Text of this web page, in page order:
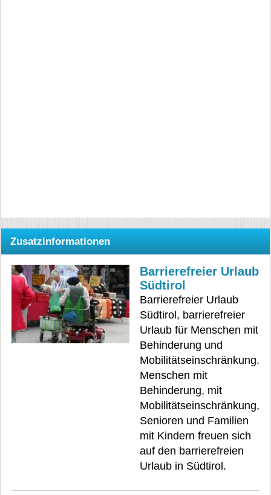
Zusatzinformationen
Barrierefreier Urlaub
Südtirol
Barrierefreier Urlaub
Südtirol, barrierefreier
Urlaub für Menschen mit
Behinderung und
Mobilitätseinschränkung.
Menschen mit
Behinderung, mit
Mobilitätseinschränkung,
Senioren und Familien
mit Kindern freuen sich
auf den barrierefreien
Urlaub in Südtirol.